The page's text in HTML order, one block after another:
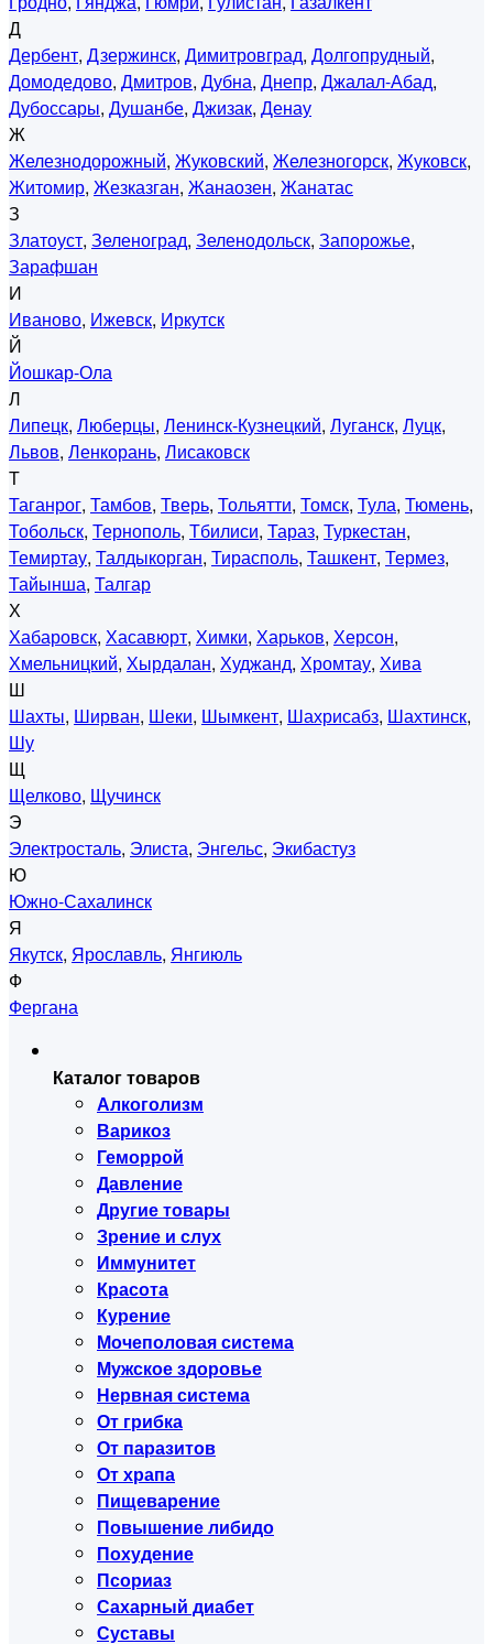
Д
Дербент, Дзержинск, Димитровград, Долгопрудный,
Домодедово, Дмитров, Дубна, Днепр, Джалал-Абад,
Дубоссары, Душанбе, Джизак, Денау
Ж
Железнодорожный, Жуковский, Железногорск, Жуковск,
Житомир, Жезказган, Жанаозен, Жанатас
З
Златоуст, Зеленоград, Зеленодольск, Запорожье,
Зарафшан
И
Иваново, Ижевск, Иркутск
Й
Йошкар-Ола
Л
Липецк, Люберцы, Ленинск-Кузнецкий, Луганск, Луцк,
Львов, Ленкорань, Лисаковск
Т
Таганрог, Тамбов, Тверь, Тольятти, Томск, Тула, Тюмень,
Тобольск, Тернополь, Тбилиси, Тараз, Туркестан,
Темиртау, Талдыкорган, Тирасполь, Ташкент, Термез,
Тайынша, Талгар
Х
Хабаровск, Хасавюрт, Химки, Харьков, Херсон,
Хмельницкий, Хырдалан, Худжанд, Хромтау, Хива
Ш
Шахты, Ширван, Шеки, Шымкент, Шахрисабз, Шахтинск,
Шу
Щ
Щелково, Щучинск
Э
Электросталь, Элиста, Энгельс, Экибастуз
Ю
Южно-Сахалинск
Я
Якутск, Ярославль, Янгиюль
Ф
Фергана
Каталог товаров
Алкоголизм
Варикоз
Геморрой
Давление
Другие товары
Зрение и слух
Иммунитет
Красота
Курение
Мочеполовая система
Мужское здоровье
Нервная система
От грибка
От паразитов
От храпа
Пищеварение
Повышение либидо
Похудение
Псориаз
Сахарный диабет
Суставы